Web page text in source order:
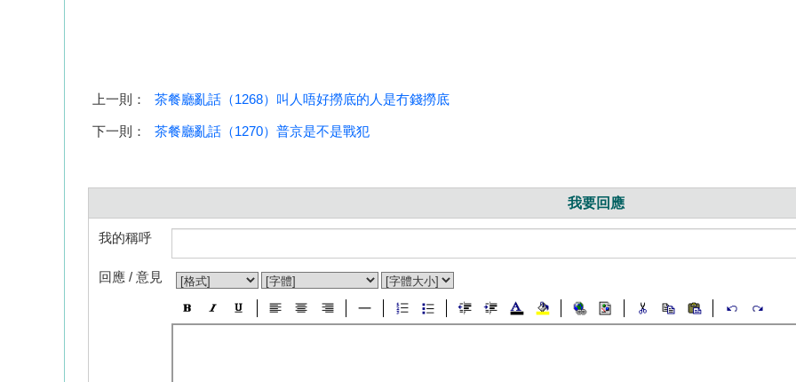
上一則： 茶餐廳亂話（1268）叫人唔好撈底的人是冇錢撈底
下一則： 茶餐廳亂話（1270）普京是不是戰犯
我要回應
我的稱呼
回應 / 意見